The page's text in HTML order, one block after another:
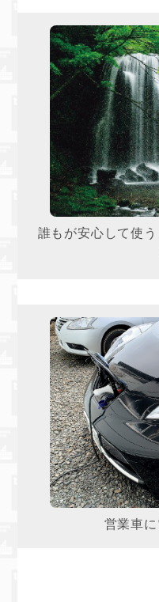
誰もが安心して使
営業車